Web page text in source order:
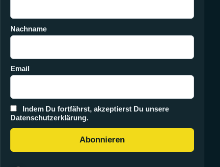
Nachname
Email
Indem Du fortfährst, akzeptierst Du unsere
Datenschutzerklärung.